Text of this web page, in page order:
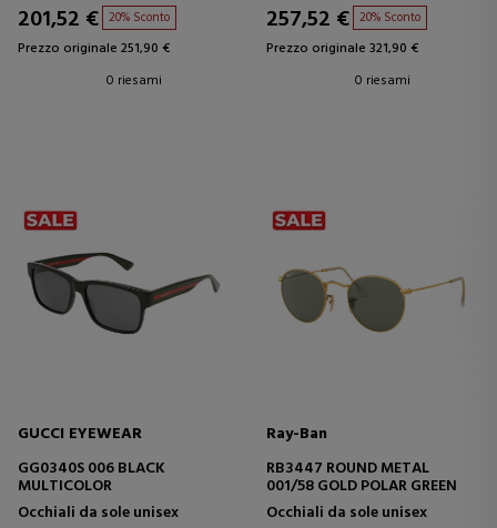
201,52 € 20% Sconto
Prezzo originale 251,90 €
0 riesami
257,52 € 20% Sconto
Prezzo originale 321,90 €
0 riesami
GUCCI EYEWEAR
GG0340S 006 BLACK
MULTICOLOR
Occhiali da sole unisex
Ray-Ban
RB3447 ROUND METAL
001/58 GOLD POLAR GREEN
Occhiali da sole unisex